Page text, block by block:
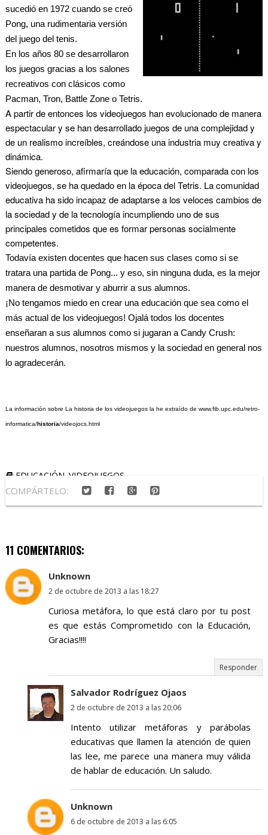
sucedió en 1972 cuando se creó
Pong, una rudimentaria versión
del juego del tenis.
En los años 80 se desarrollaron
los juegos gracias a los salones
recreativos con clásicos como
Pacman, Tron, Battle Zone o Tetris.
A partir de entonces los videojuegos han evolucionado de manera
espectacular y se han desarrollado juegos de una complejidad y
de un realismo increíbles, creándose una industria muy creativa y
dinámica.
Siendo generoso, afirmaría que la educación, comparada con los
videojuegos, se ha quedado en la época del Tetris. La comunidad
educativa ha sido incapaz de adaptarse a los veloces cambios de
la sociedad y de la tecnología incumpliendo uno de sus
principales cometidos que es formar personas socialmente
competentes.
Todavía existen docentes que hacen sus clases como si se
tratara una partida de Pong... y eso, sin ninguna duda, es la mejor
manera de desmotivar y aburrir a sus alumnos.
¡No tengamos miedo en crear una educación que sea como el
más actual de los videojuegos! Ojalá todos los docentes
enseñaran a sus alumnos como si jugaran a Candy Crush:
nuestros alumnos, nosotros mismos y la sociedad en general nos
lo agradecerán.
La información sobre La historia de los videojuegos la he extraído de www.fib.upc.edu/retro-
informatica/historia/videojocs.html
EDUCACIÓN. VIDEOJUEGOS
COMPÁRTELO:
11 COMENTARIOS:
Unknown
2 de octubre de 2013 a las 18:27
Curiosa metáfora, lo que está claro por tu post
es que estás Comprometido con la Educación,
Gracias!!!!
Responder
Salvador Rodríguez Ojaos
2 de octubre de 2013 a las 20:06
Intento utilizar metáforas y parábolas
educativas que llamen la atención de quien
las lee, me parece una manera muy válida
de hablar de educación. Un saludo.
Unknown
6 de octubre de 2013 a las 6:05